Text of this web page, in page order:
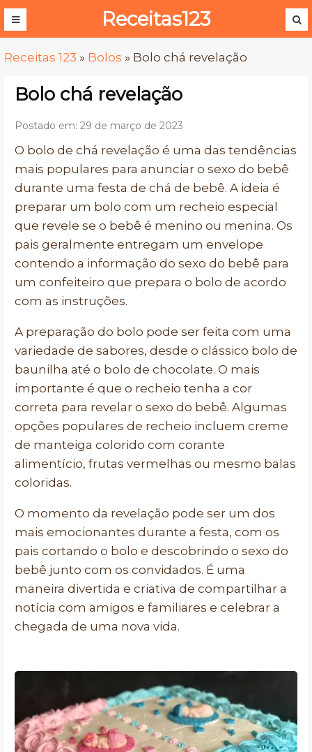
Receitas123
Receitas 123 » Bolos » Bolo chá revelação
Bolo chá revelação
Postado em: 29 de março de 2023
O bolo de chá revelação é uma das tendências
mais populares para anunciar o sexo do bebê
durante uma festa de chá de bebê. A ideia é
preparar um bolo com um recheio especial
que revele se o bebê é menino ou menina. Os
pais geralmente entregam um envelope
contendo a informação do sexo do bebê para
um confeiteiro que prepara o bolo de acordo
com as instruções.
A preparação do bolo pode ser feita com uma
variedade de sabores, desde o clássico bolo de
baunilha até o bolo de chocolate. O mais
importante é que o recheio tenha a cor
correta para revelar o sexo do bebê. Algumas
opções populares de recheio incluem creme
de manteiga colorido com corante
alimentício, frutas vermelhas ou mesmo balas
coloridas.
O momento da revelação pode ser um dos
mais emocionantes durante a festa, com os
pais cortando o bolo e descobrindo o sexo do
bebê junto com os convidados. É uma
maneira divertida e criativa de compartilhar a
notícia com amigos e familiares e celebrar a
chegada de uma nova vida.